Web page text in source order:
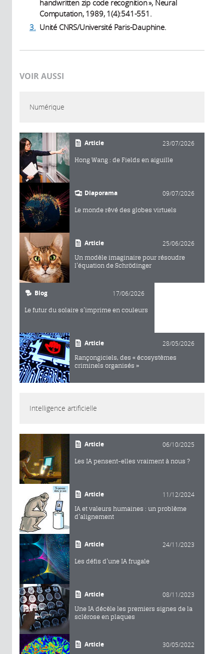
handwritten zip code recognition », Neural
Computation, 1989, 1(4):541-551.
3. Unité CNRS/Université Paris-Dauphine.
VOIR AUSSI
Numérique
Article 23/07/2026
Hong Wang : de Fields en aiguille
Diaporama 09/07/2026
Le monde rêvé des globes virtuels
Article 25/06/2026
Un modèle imaginaire pour résoudre
l’équation de Schrödinger
Blog 17/06/2026
Le futur du solaire s’imprime en couleurs
Article 28/05/2026
Rançongiciels, des « écosystèmes
criminels organisés »
Intelligence artificielle
Article 06/10/2025
Les IA pensent-elles vraiment à nous ?
Article 11/12/2024
IA et valeurs humaines : un problème
d’alignement
Article 24/11/2023
Les défis d’une IA frugale
Article 08/11/2023
Une IA décèle les premiers signes de la
sclérose en plaques
Article 30/05/2022